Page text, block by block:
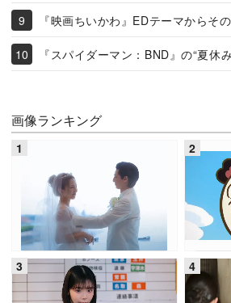
『映画ちいかわ』EDテーマからそ
『スパイダーマン：BND』の“夏休
画像ランキング